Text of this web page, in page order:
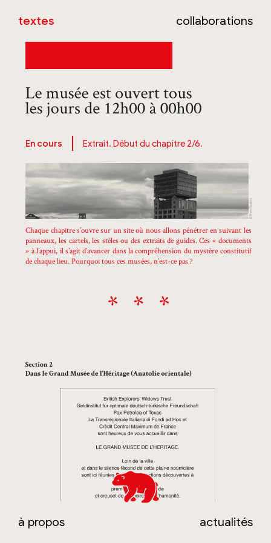
textes collaborations
En cours Extrait. Début du chapitre 2/6.
Chaque chapitre s’ouvre sur un site où nous allons pénétrer en suivant les
panneaux, les cartels, les stèles ou des extraits de guides. Ces « documents
» à l’appui, il s’agit d’avancer dans la compréhension du mystère constitutif
de chaque lieu. Pourquoi tous ces musées, n’est-ce pas ?
à propos actualités